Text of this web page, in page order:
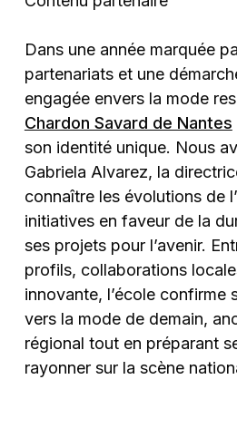
Dans une année marquée
partenariats et une
engagée envers la mode
Chardon Savard de Nantes
son identité unique. Nous
Gabriela Alvarez, la
connaître les évolutions de
initiatives en faveur de la
ses projets pour l’avenir.
profils, collaborations
innovante, l’école confirme
vers la mode de demain,
régional tout en préparant
rayonner sur la scène